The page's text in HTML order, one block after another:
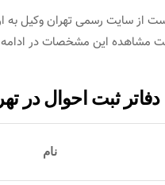
از سایت رسمی تهران وکیل به
این مشخصات در ادامه
ثبت احوال در
نام